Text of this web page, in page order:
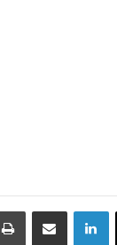
‫X لينكدإن مشاركة عبر البريد